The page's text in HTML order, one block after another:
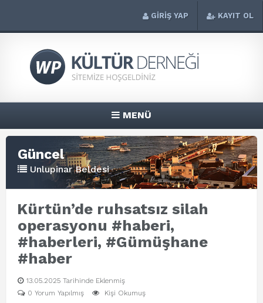
GİRİŞ YAP KAYIT OL
MENÜ
Güncel
Unlupinar Beldesi
Kürtün’de ruhsatsız silah
operasyonu #haberi,
#haberleri, #Gümüşhane
#haber
13.05.2025 Tarihinde Eklenmiş
0 Yorum Yapılmış
Kişi Okumuş